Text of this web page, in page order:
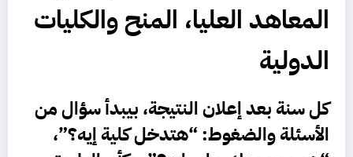
المعاهد العليا، المنح والكليات
الدولية
كل سنة بعد إعلان النتيجة، بيبدأ سؤال من
الأسئلة والضغوط: “هتدخل كلية إيه؟”،